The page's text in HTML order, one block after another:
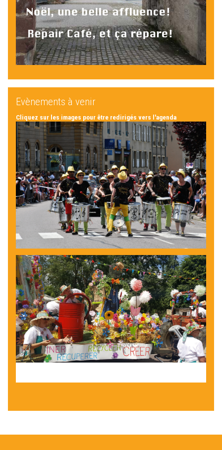
Evènements à venir
Cliquez sur les images pour être redirigés vers l'agenda